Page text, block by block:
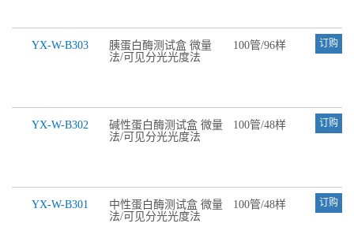
YX-W-B303
胰蛋白酶测试盒 微量
法/可见分光光度法
100管/96样 订购
YX-W-B302
碱性蛋白酶测试盒 微量
法/可见分光光度法
100管/48样 订购
YX-W-B301
中性蛋白酶测试盒 微量
法/可见分光光度法
100管/48样 订购